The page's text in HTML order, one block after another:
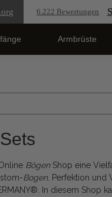
6.222 Bewertungen
Armbrüste
Bögen Shop eine
Bogen. Perfektion und
In diesem Shop